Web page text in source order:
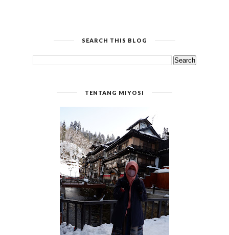
SEARCH THIS BLOG
TENTANG MIYOSI